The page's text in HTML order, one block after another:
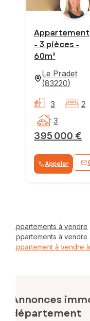
Appartement
- 3 pièces -
60m²
Le Pradet
(83220)
395 000 €
3
2
3
Appeler
Appartements à vendre
Appartements à vendre
Appartement à vendre
Annonces
département